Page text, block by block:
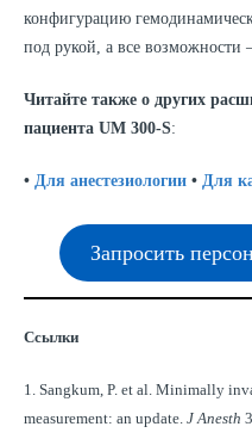
конфигурацию
под рукой, а все
Читайте также о других
пациента UM 300-S:
• Для анестезиологии • Для
Запросить
Ссылки
1. Sangkum, P. et al. Minimally
measurement: an update. J Anesth